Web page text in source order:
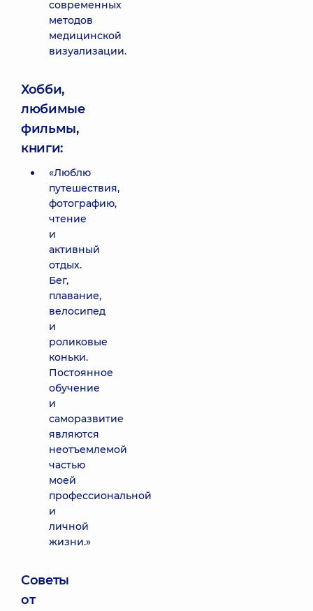
современных
методов
медицинской
визуализации.
Хобби,
любимые
фильмы,
книги:
«Люблю
путешествия,
фотографию,
чтение
и
активный
отдых.
Бег,
плавание,
велосипед
и
роликовые
коньки.
Постоянное
обучение
и
саморазвитие
являются
неотъемлемой
частью
моей
профессиональной
и
личной
жизни.»
Советы
от